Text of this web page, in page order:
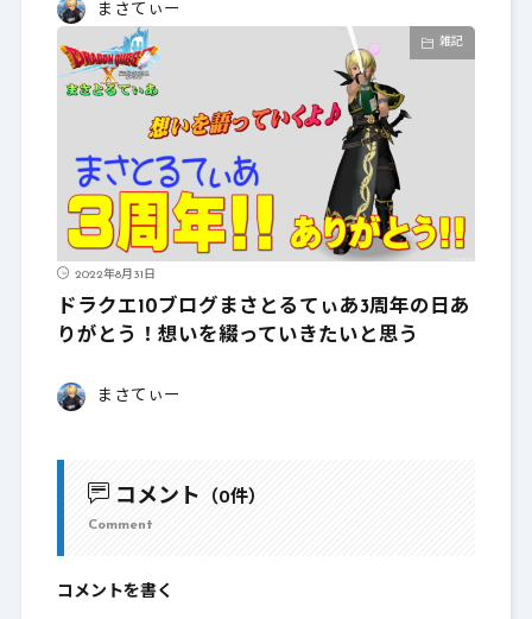
まさてぃー
雑記
2022年8月31日
ドラクエ10ブログまさとるてぃあ3周年の日あ
りがとう！想いを綴っていきたいと思う
まさてぃー
コメント （0件）
Comment
コメントを書く